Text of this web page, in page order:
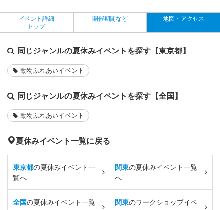
イベント詳細
トップ
開催期間など 地図・アクセス
同じジャンルの夏休みイベントを探す【東京都】
動物ふれあいイベント
同じジャンルの夏休みイベントを探す【全国】
動物ふれあいイベント
夏休みイベント一覧に戻る
東京都の夏休みイベント一
覧へ
関東の夏休みイベント一覧
へ
全国の夏休みイベント一覧
関東のワークショップイベ